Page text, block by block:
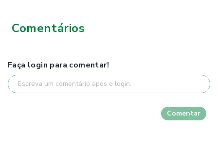
Comentários
Faça login para comentar!
Comentar